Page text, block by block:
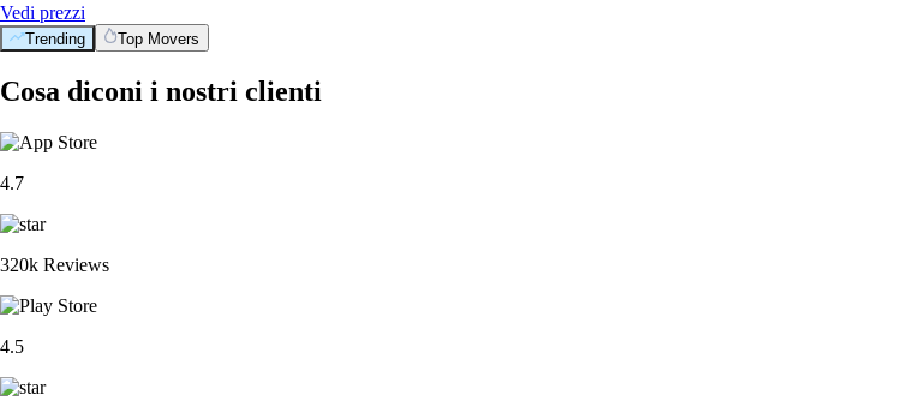
Vedi prezzi
Trending Top Movers
Cosa diconi i nostri clienti
4.7
320k Reviews
4.5